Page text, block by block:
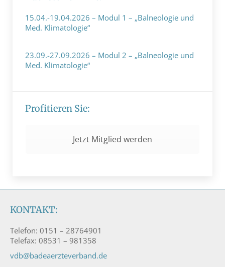
15.04.-19.04.2026 – Modul 1 – „Balneologie und
Med. Klimatologie“
23.09.-27.09.2026 – Modul 2 – „Balneologie und
Med. Klimatologie“
Profitieren Sie:
Jetzt Mitglied werden
KONTAKT:
Telefon: 0151 – 28764901
Telefax: 08531 – 981358
vdb@badeaerzteverband.de